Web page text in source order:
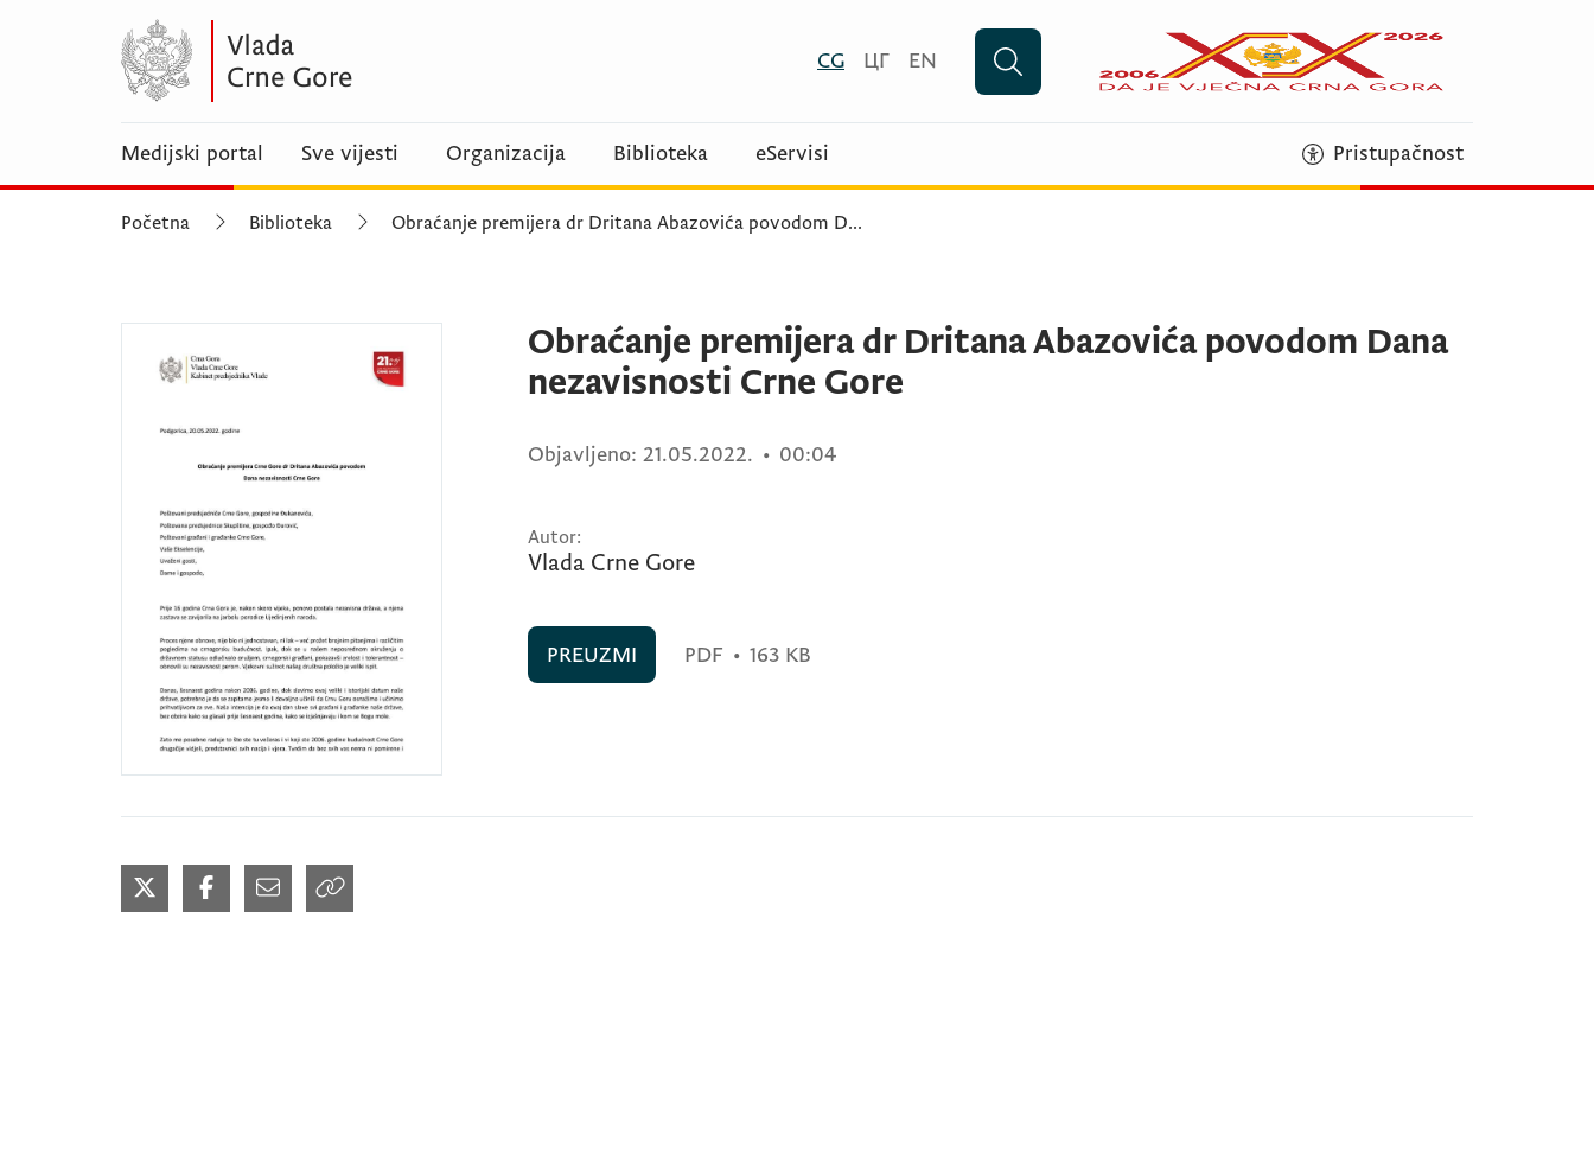
CG ЦГ EN
Medijski portal Sve vijesti Organizacija Biblioteka eServisi Pristupačnost
Početna Biblioteka Obraćanje premijera dr Dritana Abazovića povodom D...
Obraćanje premijera dr Dritana Abazovića povodom Dana
nezavisnosti Crne Gore
Objavljeno: 21.05.2022. • 00:04
Autor:
Vlada Crne Gore
PREUZMI PDF • 163 KB